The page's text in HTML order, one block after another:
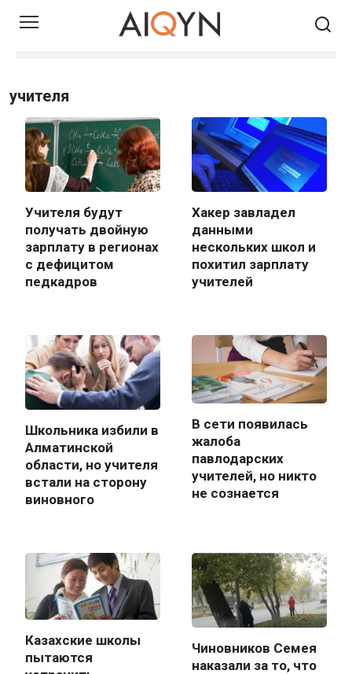
Skip
учителя
Учителя будут
получать двойную
зарплату в регионах
с дефицитом
педкадров
Хакер завладел
данными
нескольких школ и
похитил зарплату
учителей
Школьника избили в
Алматинской
области, но учителя
встали на сторону
виновного
В сети появилась
жалоба
павлодарских
учителей, но никто
не сознается
Казахские школы
пытаются
Чиновников Семея
наказали за то, что